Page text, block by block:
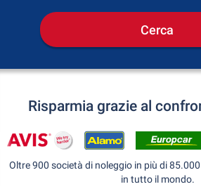
Cerca
Risparmia grazie al
Oltre 900 società di noleggio in più di
in tutto il mondo.